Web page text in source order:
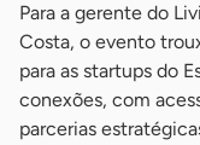
Para a gerente do
Costa, o evento
para as startups do
conexões, com
parcerias